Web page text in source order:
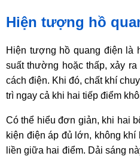
Hiện tượng hồ
Hiện tượng hồ quang điện là
suất thường hoặc thấp, xảy
cách điện. Khi đó, chất khí
trì ngay cả khi hai tiếp điểm
Có thể hiểu đơn giản, khi hai
kiện điện áp đủ lớn, không
liền giữa hai điểm. Dải sáng